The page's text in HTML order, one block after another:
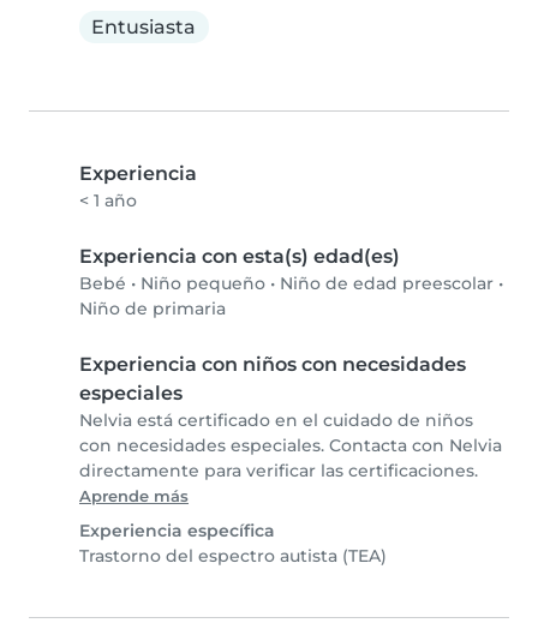
Entusiasta
Experiencia
< 1 año
Experiencia con esta(s) edad(es)
Bebé • Niño pequeño • Niño de edad preescolar •
Niño de primaria
Experiencia con niños con necesidades
especiales
Nelvia está certificado en el cuidado de niños
con necesidades especiales. Contacta con Nelvia
directamente para verificar las certificaciones.
Aprende más
Experiencia específica
Trastorno del espectro autista (TEA)